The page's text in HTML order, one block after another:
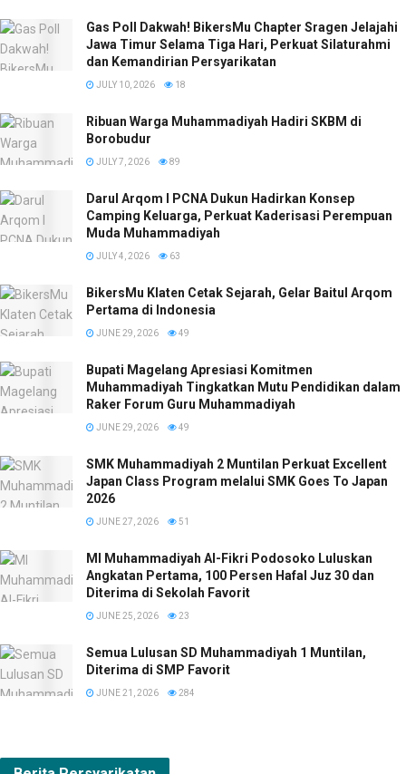
Gas Poll Dakwah! BikersMu Chapter Sragen Jelajahi
Jawa Timur Selama Tiga Hari, Perkuat Silaturahmi
dan Kemandirian Persyarikatan
JULY 10, 2026 18
Ribuan Warga Muhammadiyah Hadiri SKBM di
Borobudur
JULY 7, 2026 89
Darul Arqom I PCNA Dukun Hadirkan Konsep
Camping Keluarga, Perkuat Kaderisasi Perempuan
Muda Muhammadiyah
JULY 4, 2026 63
BikersMu Klaten Cetak Sejarah, Gelar Baitul Arqom
Pertama di Indonesia
JUNE 29, 2026 49
Bupati Magelang Apresiasi Komitmen
Muhammadiyah Tingkatkan Mutu Pendidikan dalam
Raker Forum Guru Muhammadiyah
JUNE 29, 2026 49
SMK Muhammadiyah 2 Muntilan Perkuat Excellent
Japan Class Program melalui SMK Goes To Japan
2026
JUNE 27, 2026 51
MI Muhammadiyah Al-Fikri Podosoko Luluskan
Angkatan Pertama, 100 Persen Hafal Juz 30 dan
Diterima di Sekolah Favorit
JUNE 25, 2026 23
Semua Lulusan SD Muhammadiyah 1 Muntilan,
Diterima di SMP Favorit
JUNE 21, 2026 284